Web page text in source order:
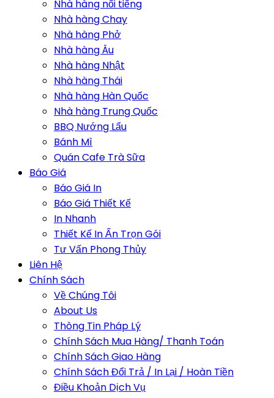
Nhà hàng nổi tiếng
Nhà hàng Chay
Nhà hàng Phở
Nhà hàng Âu
Nhà hàng Nhật
Nhà hàng Thái
Nhà hàng Hàn Quốc
Nhà hàng Trung Quốc
BBQ Nướng Lẩu
Bánh Mì
Quán Cafe Trà Sữa
Báo Giá
Báo Giá In
Báo Giá Thiết Kế
In Nhanh
Thiết Kế In Ấn Trọn Gói
Tư Vấn Phong Thủy
Liên Hệ
Chính Sách
Về Chúng Tôi
About Us
Thông Tin Pháp Lý
Chính Sách Mua Hàng/ Thanh Toán
Chính Sách Giao Hàng
Chính Sách Đổi Trả / In Lại / Hoàn Tiền
Điều Khoản Dịch Vụ